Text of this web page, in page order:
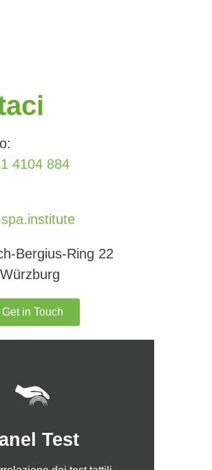
4104 884
Bergius-Ring 22
Get in Touch
Test
quantitativi
Click Here